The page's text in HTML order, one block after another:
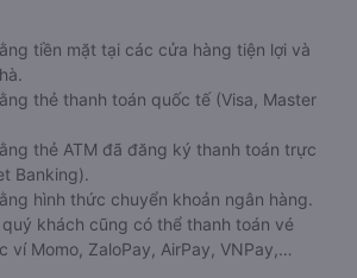
tiền mặt tại các cửa hàng tiện lợi và
thẻ thanh toán quốc tế (Visa, Master
thẻ ATM đã đăng ký thanh toán trực
Banking).
hình thức chuyển khoản ngân hàng.
khách cũng có thể thanh toán vé
ví Momo, ZaloPay, AirPay, VNPay,…